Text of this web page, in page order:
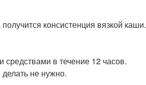
консистенция вязкой каши.
средствами в течение 12 часов.
не нужно.